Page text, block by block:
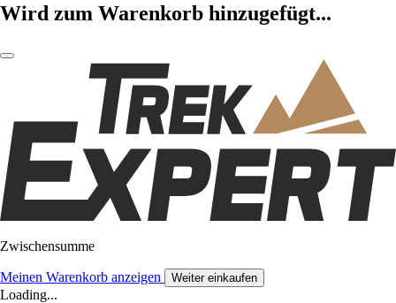
Wird zum Warenkorb hinzugefügt...
Zwischensumme
Meinen Warenkorb anzeigen Weiter einkaufen
Loading...